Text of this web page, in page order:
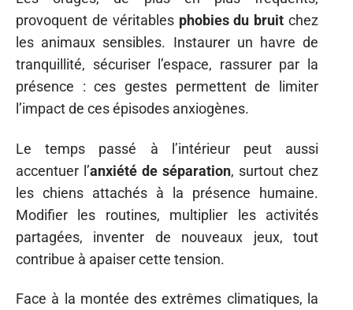
provoquent de véritables phobies du bruit chez
les animaux sensibles. Instaurer un havre de
tranquillité, sécuriser l’espace, rassurer par la
présence : ces gestes permettent de limiter
l’impact de ces épisodes anxiogènes.
Le temps passé à l’intérieur peut aussi
accentuer l’anxiété de séparation, surtout chez
les chiens attachés à la présence humaine.
Modifier les routines, multiplier les activités
partagées, inventer de nouveaux jeux, tout
contribue à apaiser cette tension.
Face à la montée des extrêmes climatiques, la